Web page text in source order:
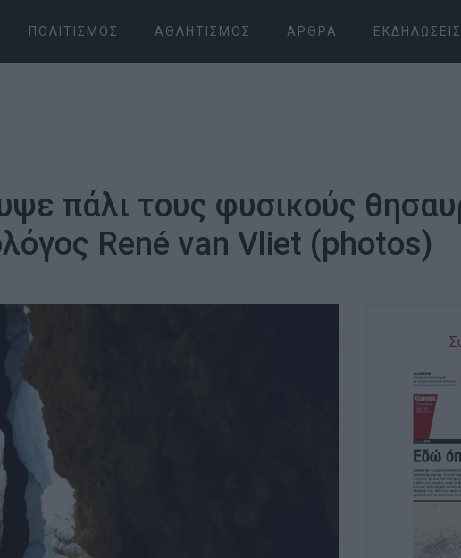
ΠΟΛΙΤΙΣΜΌΣ ΑΘΛΗΤΙΣΜΌΣ ΆΡΘΡΑ ΕΚΔΗΛΏΣΕΙΣ
πάλι τους φυσικούς
René van Vliet (photos)